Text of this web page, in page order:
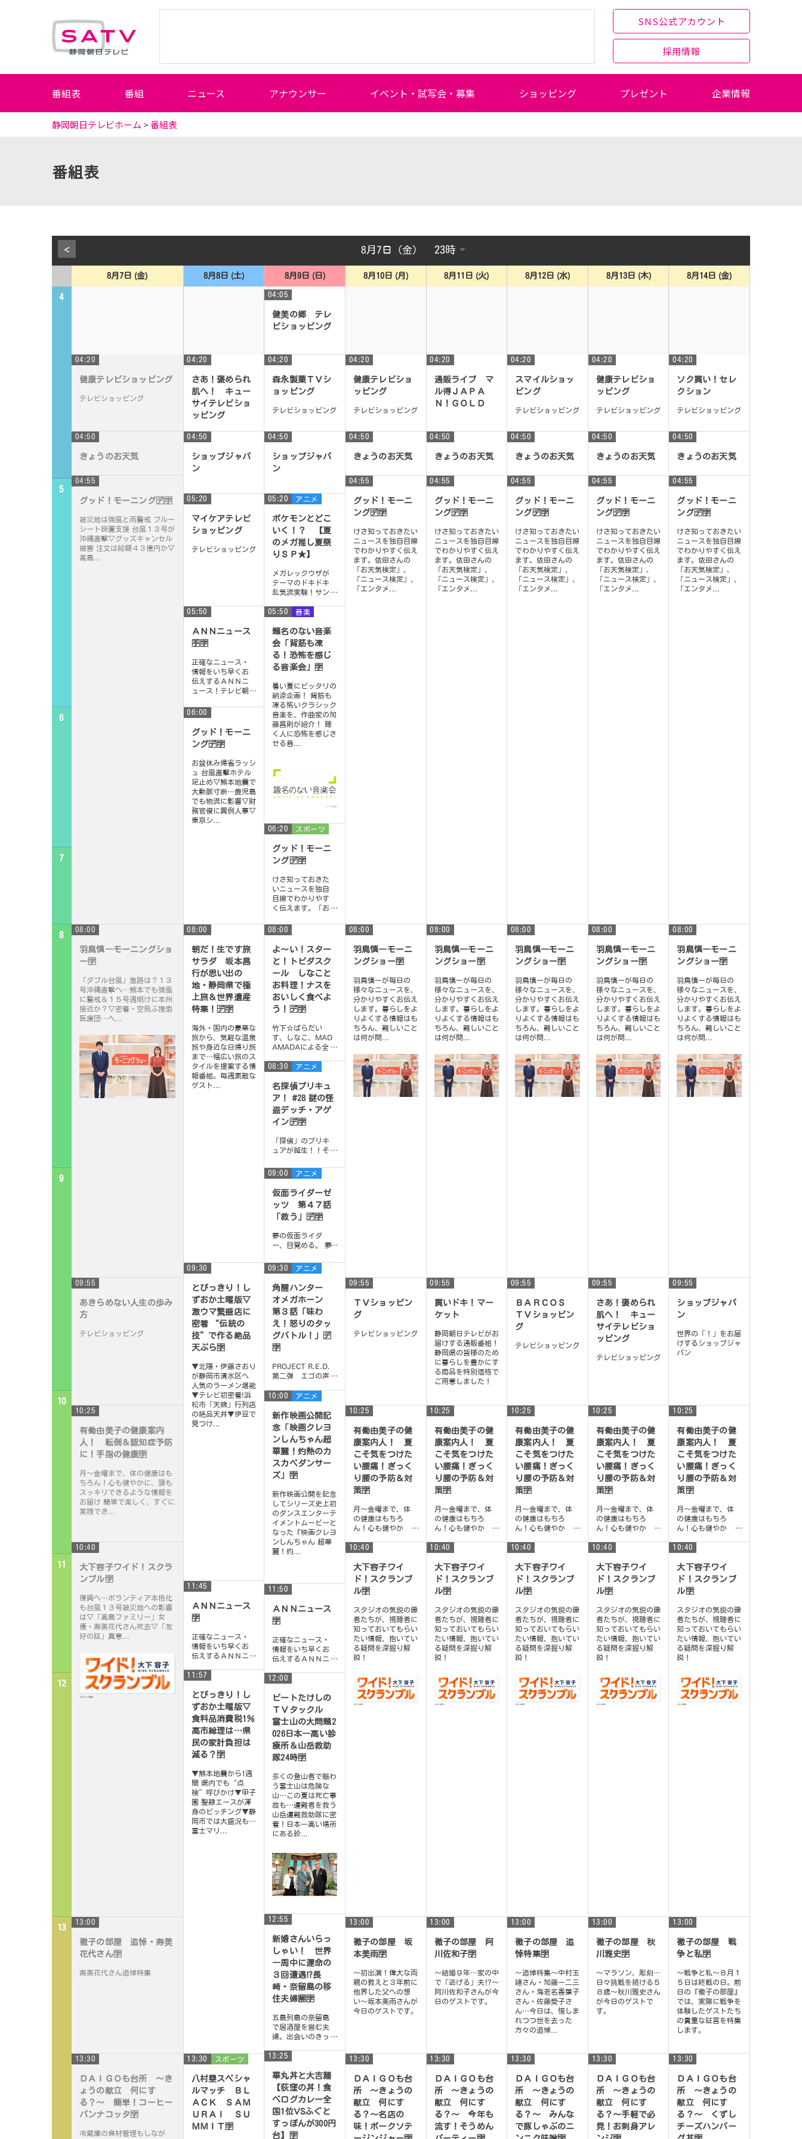
SNS公式アカウント
採用情報
番組表 番組 ニュース アナウンサー イベント・試写会・募集 ショッピング プレゼント 企業情報
静岡朝日テレビホーム >番組表
番組表
< 8月7日（金）
8月7日 (金) 8月8日 (土) 8月9日 (日) 8月10日 (月) 8月11日 (火) 8月12日 (水) 8月13日 (木) 8月14日 (金)
4
5
6
7
8
9
10
11
12
13
04:20
健康テレビショッピング
テレビショッピング
04:50
きょうのお天気
04:55
グッド！モーニング🈓🈑
被災地は強風と雨警戒 ブルー
シート設置支援 台風１３号が
沖縄直撃▽グッズキャンセル
被害 注文は総額４３億円か▽
高島...
08:00
羽鳥慎一モーニングショ
ー🈑
「ダブル台風」進路は？１３
号沖縄直撃へ…熊本でも強風
に警戒＆１５号週明けに本州
接近か？▽密着・空飛ぶ捜索
医療団…ヘ...
09:55
あきらめない人生の歩み
方
テレビショッピング
10:25
有働由美子の健康案内
人！ 転倒＆認知症予防
に！手指の健康🈑
月〜金曜まで、体の健康はも
ちろん！心も健やかに、頭も
スッキリできるような情報を
お届け 簡単で楽しく、すぐに
実践でき...
10:40
大下容子ワイド！スクラ
ンブル🈑
復興へ…ボランティア本格化
も台風１３号被災地への影響
は▽「高島ファミリー」女
優・寿美花代さん死去▽「友
好の証」真意...
13:00
徹子の部屋 追悼・寿美
花代さん🈑
寿美花代さん追悼特集
13:30
ＤＡＩＧＯも台所 〜き
ょうの献立 何にす
る？〜 簡単！コーヒー
パンナコッタ🈑
冷蔵庫の食材管理もしなが
04:20
さあ！褒められ
肌へ！ キュー
サイテレビショ
ッピング
テレビショッピン
グ
04:50
ショップジャパ
ン
届けするショップ
ジャパン
05:20
マイケアテレビ
ショッピング
テレビショッピング
05:50
ＡＮＮニュース
🈐🈑
正確なニュース・
情報をいち早くお
伝えするＡＮＮニ
ュース！テレビ朝
６局が総力をあ
げ、緻密な取材に
もと...
06:00
グッド！モーニ
ング🈓🈑
お盆休み帰省ラッシ
ュ 台風直撃ホテル
足止め▽熊本地震で
大動脈寸断…鹿児島
でも物流に影響▽財
務官僚に異例人事▽
東京シ...
08:00
朝だ！生です旅
サラダ 坂本昌
行が思い出の
地・静岡県で極
上旅＆世界遺産
特集！🈓🈑
海外・国内の豪華な
旅から、気軽な温泉
旅や身近な日帰り旅
まで…幅広い旅のス
タイルを提案する情
報番組。毎週素敵な
ゲスト...
09:30
とびっきり！し
ずおか土曜版▽
激ウマ繁盛店に
密着 “伝統の
技”で作る絶品
天ぷら🈑
▼北陽・伊藤さおり
が静岡市清水区へ
人気のラーメン堪能
▼テレビ初密着!浜
松市「天錦」行列店
の絶品天丼▼伊豆で
見つけ...
11:45
ＡＮＮニュース
🈑
正確なニュース・
情報をいち早くお
伝えするＡＮＮニ
日系列の放送局２
げ、緻密な取材に
もと...
11:57
とびっきり！し
ずおか土曜版▽
食料品消費税1％
高市総理は…県
民の家計負担は
減る？🈑
▼熊本地震から1週
間 県内でも“点
検”呼びかけ▼甲子
園 聖隷エースが渾
身のピッチング▼静
岡市では大盛況も…
富士マリ...
13:30 スポーツ
八村塁スペシャ
ルマッチ ＢＬ
ＡＣＫ ＳＡＭ
ＵＲＡＩ ＳＵ
ＭＭＩＴ🈑
04:05
健美の郷 テレ
ビショッピング
グ
04:20
森永製菓ＴＶシ
ョッピング
テレビショッピング
04:50
ショップジャパ
ン
届けするショップ
ジャパン
05:20 アニメ
ポケモンとどこ
いく！？ 【夏
のメガ推し夏祭
りＳＰ★】
メガレックウザが
テーマのドキドキ
乱気流実験！サン
村碧彩とメガメガ
上がり！
05:50 音楽
題名のない音楽
会「背筋も凍
る！恐怖を感じ
る音楽会」🈑
暑い夏にピッタリの
納涼企画！ 背筋も
凍る怖いクラシック
音楽を、作曲家の加
藤昌則が紹介！ 聴
く人に恐怖を感じさ
せる音...
06:20 スポーツ
グッド！モーニ
ング🈓🈑
けさ知っておきた
いニュースを独自
目線でわかりやす
く伝えます。「お
ュース検定」、
「エンタメ検定」
にも...
08:00
よ〜い！スター
と！トビダスク
ール しなこと
お料理！ナスを
おいしく食べよ
う！🈓🈑
竹下☆ぱらだい
す、しなこ、MAD
AMADAによる全
ターテインメン
いる＜自分だけの
ス...
08:30 アニメ
名探偵プリキュ
ア！ #28 謎の怪
盗デッチ・アゲ
イン🈓🈑
「探偵」のプリキ
ュアが誕生！！そ
ト解決！
09:00 アニメ
仮面ライダーゼ
ッツ 第４７話
「救う」🈓🈑
夢の仮面ライダ
ー、目覚める。 夢
救うミッションス
タート！
09:30 アニメ
角醒ハンター
オメガホーン
第３話「味わ
え！怒りのタッ
グバトル！」🈓
🈑
PROJECT R.E.D.
第二弾 エゴの声
ータイム スター
10:00 アニメ
新作映画公開記
念「映画クレヨ
ンしんちゃん超
華麗！灼熱のカ
スカベダンサー
ズ」🈑
新作映画公開を記念
してシリーズ史上初
のダンスエンターテ
イメントムービーと
なった『映画クレヨ
ンしんちゃん 超華
麗！灼...
11:50
ＡＮＮニュース
🈑
正確なニュース・
情報をいち早くお
伝えするＡＮＮニ
日系列の放送局２
げ、緻密な取材に
もと...
12:00
ビートたけしの
ＴＶタックル
富士山の大問題2
026日本一高い診
療所＆山岳救助
隊24時🈑
多くの登山者で賑わ
う富士山は危険な
山…この夏は死亡事
故も…遭難者を救う
山岳遭難救助隊に密
着！日本一高い場所
にある診...
12:55
新婚さんいらっ
しゃい！ 世界
一周中に運命の
３回遭遇!?長
崎・奈留島の移
住夫婦🈖🈑
五島列島の奈留島
で居酒屋を営む夫
婦。出会いのきっ
に運命の３回遭
画】この夏、会
い...
13:25
華丸丼と大吉麺
【荻窪の丼！食
べログカレー全
国1位VSふぐと
すっぽんが300円
台】🈑
04:20
健康テレビショ
ッピング
テレビショッピング
04:50
きょうのお天気
04:55
グッド！モーニ
ング🈓🈑
けさ知っておきたい
ニュースを独自目線
でわかりやすく伝え
ます。依田さんの
「お天気検定」、
「ニュース検定」、
「エンタメ...
08:00
羽鳥慎一モーニ
ングショー🈑
羽鳥慎一が毎日の
様々なニュースを、
分かりやすくお伝え
します。暮らしをよ
りよくする情報はも
ちろん、難しいこと
は何が問...
09:55
ＴＶショッピン
グ
テレビショッピング
10:25
有働由美子の健
康案内人！ 夏
こそ気をつけた
い腰痛！ぎっく
り腰の予防＆対
策🈑
月〜金曜まで、体
の健康はもちろ
ん！心も健やか
できるような情報
しく、すぐに実践
でき...
10:40
大下容子ワイ
ド！スクランブ
ル🈑
スタジオの気鋭の識
者たちが、視聴者に
知っておいてもらい
たい情報、抱いてい
る疑問を深掘り解
説！
13:00
徹子の部屋 坂
本美雨🈑
〜初出演！偉大な両
親の教えと３年前に
他界した父への想
い〜坂本美雨さんが
今日のゲストです。
13:30
ＤＡＩＧＯも台
所 〜きょうの
献立 何にす
る？〜名店の
味！ポークソテ
04:20
通販ライブ マ
ル得ＪＡＰＡ
Ｎ！ＧＯＬＤ
グ
04:50
きょうのお天気
04:55
グッド！モーニ
ング🈓🈑
けさ知っておきたい
ニュースを独自目線
でわかりやすく伝え
ます。依田さんの
「お天気検定」、
「ニュース検定」、
「エンタメ...
08:00
羽鳥慎一モーニ
ングショー🈑
羽鳥慎一が毎日の
様々なニュースを、
分かりやすくお伝え
します。暮らしをよ
りよくする情報はも
ちろん、難しいこと
は何が問...
09:55
買いドキ！マー
ケット
静岡朝日テレビがお
届けする通販番組！
静岡県の皆様のため
に暮らしを豊かにす
る商品を特別価格で
ご用意しました！
10:25
有働由美子の健
康案内人！ 夏
こそ気をつけた
い腰痛！ぎっく
り腰の予防＆対
策🈑
月〜金曜まで、体
の健康はもちろ
ん！心も健やか
できるような情報
しく、すぐに実践
でき...
10:40
大下容子ワイ
ド！スクランブ
ル🈑
スタジオの気鋭の識
者たちが、視聴者に
知っておいてもらい
たい情報、抱いてい
る疑問を深掘り解
説！
13:00
徹子の部屋 阿
川佐和子🈑
〜結婚９年…家の中
で「逃げる」夫⁉〜
阿川佐和子さんが今
日のゲストです。
13:30
ＤＡＩＧＯも台
所 〜きょうの
献立 何にす
る？〜 今年も
流す！そうめん
04:20
スマイルショッ
ピング
テレビショッピング
04:50
きょうのお天気
04:55
グッド！モーニ
ング🈓🈑
けさ知っておきたい
ニュースを独自目線
でわかりやすく伝え
ます。依田さんの
「お天気検定」、
「ニュース検定」、
「エンタメ...
08:00
羽鳥慎一モーニ
ングショー🈑
羽鳥慎一が毎日の
様々なニュースを、
分かりやすくお伝え
します。暮らしをよ
りよくする情報はも
ちろん、難しいこと
は何が問...
09:55
ＢＡＲＣＯＳ
ＴＶショッピン
グ
テレビショッピング
10:25
有働由美子の健
康案内人！ 夏
こそ気をつけた
い腰痛！ぎっく
り腰の予防＆対
策🈑
月〜金曜まで、体
の健康はもちろ
ん！心も健やか
できるような情報
しく、すぐに実践
でき...
10:40
大下容子ワイ
ド！スクランブ
ル🈑
スタジオの気鋭の識
者たちが、視聴者に
知っておいてもらい
たい情報、抱いてい
る疑問を深掘り解
説！
13:00
徹子の部屋 追
悼特集🈑
〜追悼特集〜中村玉
緒さん・加藤一二三
さん・海老名香葉子
さん・佐藤愛子さ
ん…今日は、惜しま
れつつ世を去った
方々の追悼...
13:30
ＤＡＩＧＯも台
所 〜きょうの
献立 何にす
る？〜 みんな
で豚しゃぶのニ
04:20
健康テレビショ
ッピング
テレビショッピング
04:50
きょうのお天気
04:55
グッド！モーニ
ング🈓🈑
けさ知っておきたい
ニュースを独自目線
でわかりやすく伝え
ます。依田さんの
「お天気検定」、
「ニュース検定」、
「エンタメ...
08:00
羽鳥慎一モーニ
ングショー🈑
羽鳥慎一が毎日の
様々なニュースを、
分かりやすくお伝え
します。暮らしをよ
りよくする情報はも
ちろん、難しいこと
は何が問...
09:55
さあ！褒められ
肌へ！ キュー
サイテレビショ
ッピング
テレビショッピング
10:25
有働由美子の健
康案内人！ 夏
こそ気をつけた
い腰痛！ぎっく
り腰の予防＆対
策🈑
月〜金曜まで、体
の健康はもちろ
ん！心も健やか
できるような情報
しく、すぐに実践
でき...
10:40
大下容子ワイ
ド！スクランブ
ル🈑
スタジオの気鋭の識
者たちが、視聴者に
知っておいてもらい
たい情報、抱いてい
る疑問を深掘り解
説！
13:00
徹子の部屋 秋
川雅史🈑
〜マラソン、彫刻…
日々挑戦を続ける５
８歳〜秋川雅史さん
が今日のゲストで
す。
13:30
ＤＡＩＧＯも台
所 〜きょうの
献立 何にす
る？〜手軽で必
見！お刺身アレ
04:20
ソク買い！セレ
クション
テレビショッピング
04:50
きょうのお天気
04:55
グッド！モーニ
ング🈓🈑
けさ知っておきたい
ニュースを独自目線
でわかりやすく伝え
ます。依田さんの
「お天気検定」、
「ニュース検定」、
「エンタメ...
08:00
羽鳥慎一モーニ
ングショー🈑
羽鳥慎一が毎日の
様々なニュースを、
分かりやすくお伝え
します。暮らしをよ
りよくする情報はも
ちろん、難しいこと
は何が問...
09:55
ショップジャパ
ン
世界の「！」をお届
けするショップジャ
パン
10:25
有働由美子の健
康案内人！ 夏
こそ気をつけた
い腰痛！ぎっく
り腰の予防＆対
策🈑
月〜金曜まで、体
の健康はもちろ
ん！心も健やか
できるような情報
しく、すぐに実践
でき...
10:40
大下容子ワイ
ド！スクランブ
ル🈑
スタジオの気鋭の識
者たちが、視聴者に
知っておいてもらい
たい情報、抱いてい
る疑問を深掘り解
説！
13:00
徹子の部屋 戦
争と私🈑
〜戦争と私〜８月１
５日は終戦の日。前
日の『徹子の部屋』
では、実際に戦争を
体験したゲストたち
の貴重な証言を特集
します。
13:30
ＤＡＩＧＯも台
所 〜きょうの
献立 何にす
る？〜 くずし
チーズハンバー